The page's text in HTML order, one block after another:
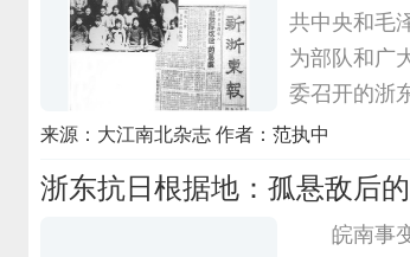
共中央和毛
为部队和广
委召开的浙
教工作中心
来源：大江南北杂志 作者：范执中
浙东抗日根据地：孤悬敌后
皖南事